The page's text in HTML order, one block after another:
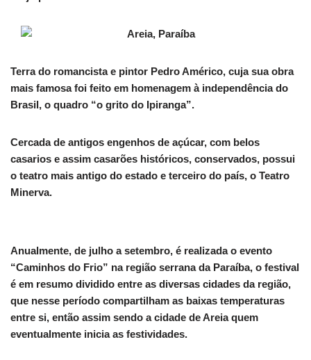
Terra do romancista e pintor Pedro Américo, cuja sua obra
mais famosa foi feito em homenagem à independência do
Brasil, o quadro “o grito do Ipiranga”.
Cercada de antigos engenhos de açúcar, com belos
casarios e assim casarões históricos, conservados, possui
o teatro mais antigo do estado e terceiro do país, o Teatro
Minerva.
Anualmente, de julho a setembro, é realizada o evento
“Caminhos do Frio” na região serrana da Paraíba, o festival
é em resumo dividido entre as diversas cidades da região,
que nesse período compartilham as baixas temperaturas
entre si, então assim sendo a cidade de Areia quem
eventualmente inicia as festividades.